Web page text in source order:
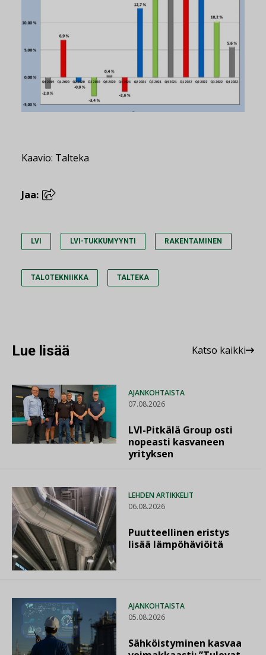
Kaavio: Talteka
Jaa:
LVI LVI-TUKKUMYYNTI RAKENTAMINEN
TALOTEKNIIKKA TALTEKA
Lue lisää Katso kaikki
AJANKOHTAISTA
07.08.2026
LVI-Pitkälä Group osti
nopeasti kasvaneen
yrityksen
LEHDEN ARTIKKELIT
06.08.2026
Puutteellinen eristys
lisää lämpöhäviöitä
AJANKOHTAISTA
05.08.2026
Sähköistyminen kasvaa